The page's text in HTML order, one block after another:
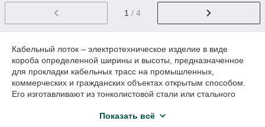
1 / 4
Кабельный лоток – электротехническое изделие в виде
короба определенной ширины и высоты, предназначенное
для прокладки кабельных трасс на промышленных,
коммерческих и гражданских объектах открытым способом.
Его изготавливают из тонколистовой стали или стального
кабелей от влаги, пыли и мусора. Современный лоток
Показать всё